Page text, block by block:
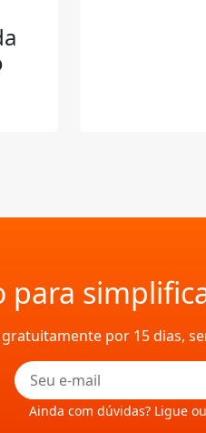
para
gratuitamente por 15 dias,
Ainda com dúvidas? Ligue